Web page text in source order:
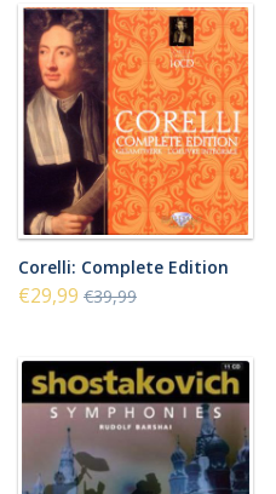
Corelli: Complete Edition
€29,99 €39,99